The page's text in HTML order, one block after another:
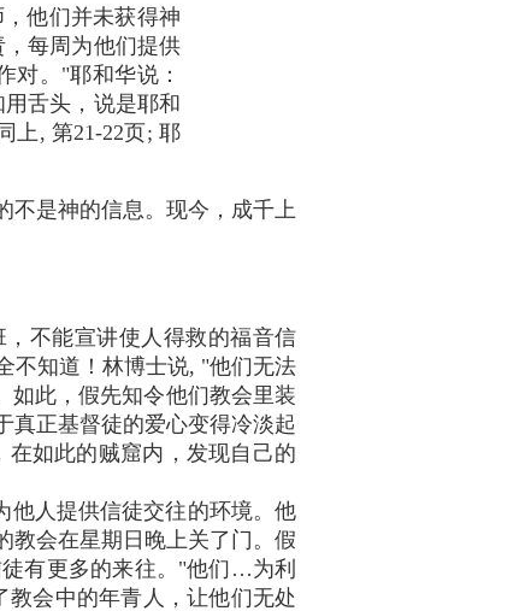
他们并未获得神
每周为他们提供
对。"耶和华说：
舌头，说是耶和
同上, 第21-22页; 耶
不是神的信息。现今，成千上
不能宣讲使人得救的福音信
不知道！林博士说, "他们无法
如此，假先知令他们教会里装
真正基督徒的爱心变得冷淡起
在如此的贼窟内，发现自己的
他人提供信徒交往的环境。他
教会在星期日晚上关了门。假
有更多的来往。"他们…为利
会中的年青人，让他们无处